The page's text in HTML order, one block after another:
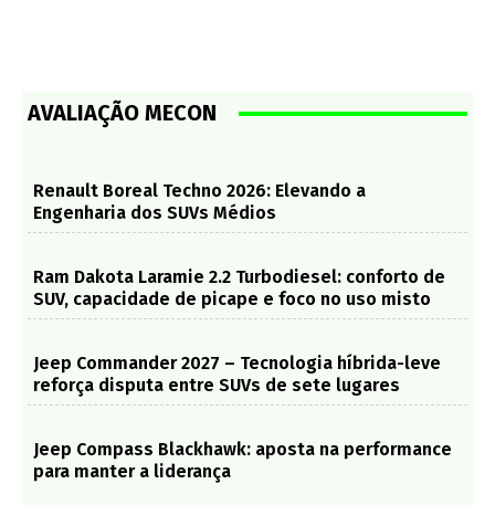
AVALIAÇÃO MECON
Renault Boreal Techno 2026: Elevando a
Engenharia dos SUVs Médios
Ram Dakota Laramie 2.2 Turbodiesel: conforto de
SUV, capacidade de picape e foco no uso misto
Jeep Commander 2027 – Tecnologia híbrida-leve
reforça disputa entre SUVs de sete lugares
Jeep Compass Blackhawk: aposta na performance
para manter a liderança